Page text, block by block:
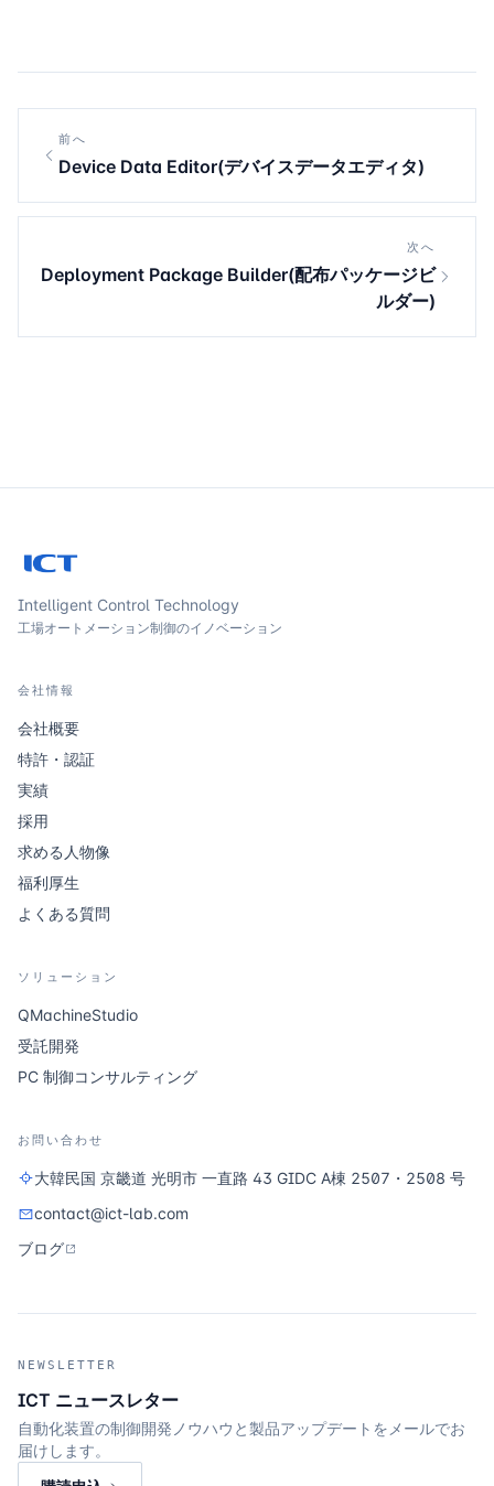
前へ
Device Data Editor(デバイスデータエディタ)
次へ
Deployment Package Builder(配布パッケージビ
ルダー)
Intelligent Control Technology
工場オートメーション制御のイノベーション
会社情報
会社概要
特許・認証
実績
採用
求める人物像
福利厚生
よくある質問
ソリューション
QMachineStudio
受託開発
PC 制御コンサルティング
お問い合わせ
大韓民国 京畿道 光明市 一直路 43 GIDC A棟 2507・2508 号
contact@ict-lab.com
ブログ
NEWSLETTER
ICT ニュースレター
自動化装置の制御開発ノウハウと製品アップデートをメールでお
届けします。